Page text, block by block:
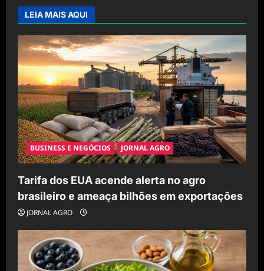
LEIA MAIS AQUI
BUSINESS E NEGÓCIOS JORNAL AGRO
Tarifa dos EUA acende alerta no agro
brasileiro e ameaça bilhões em exportações
JORNAL AGRO